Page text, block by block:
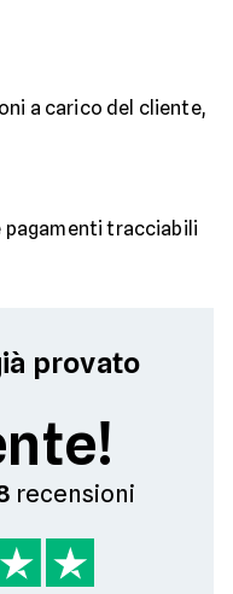
a carico del cliente,
pagamenti tracciabili
provato
recensioni